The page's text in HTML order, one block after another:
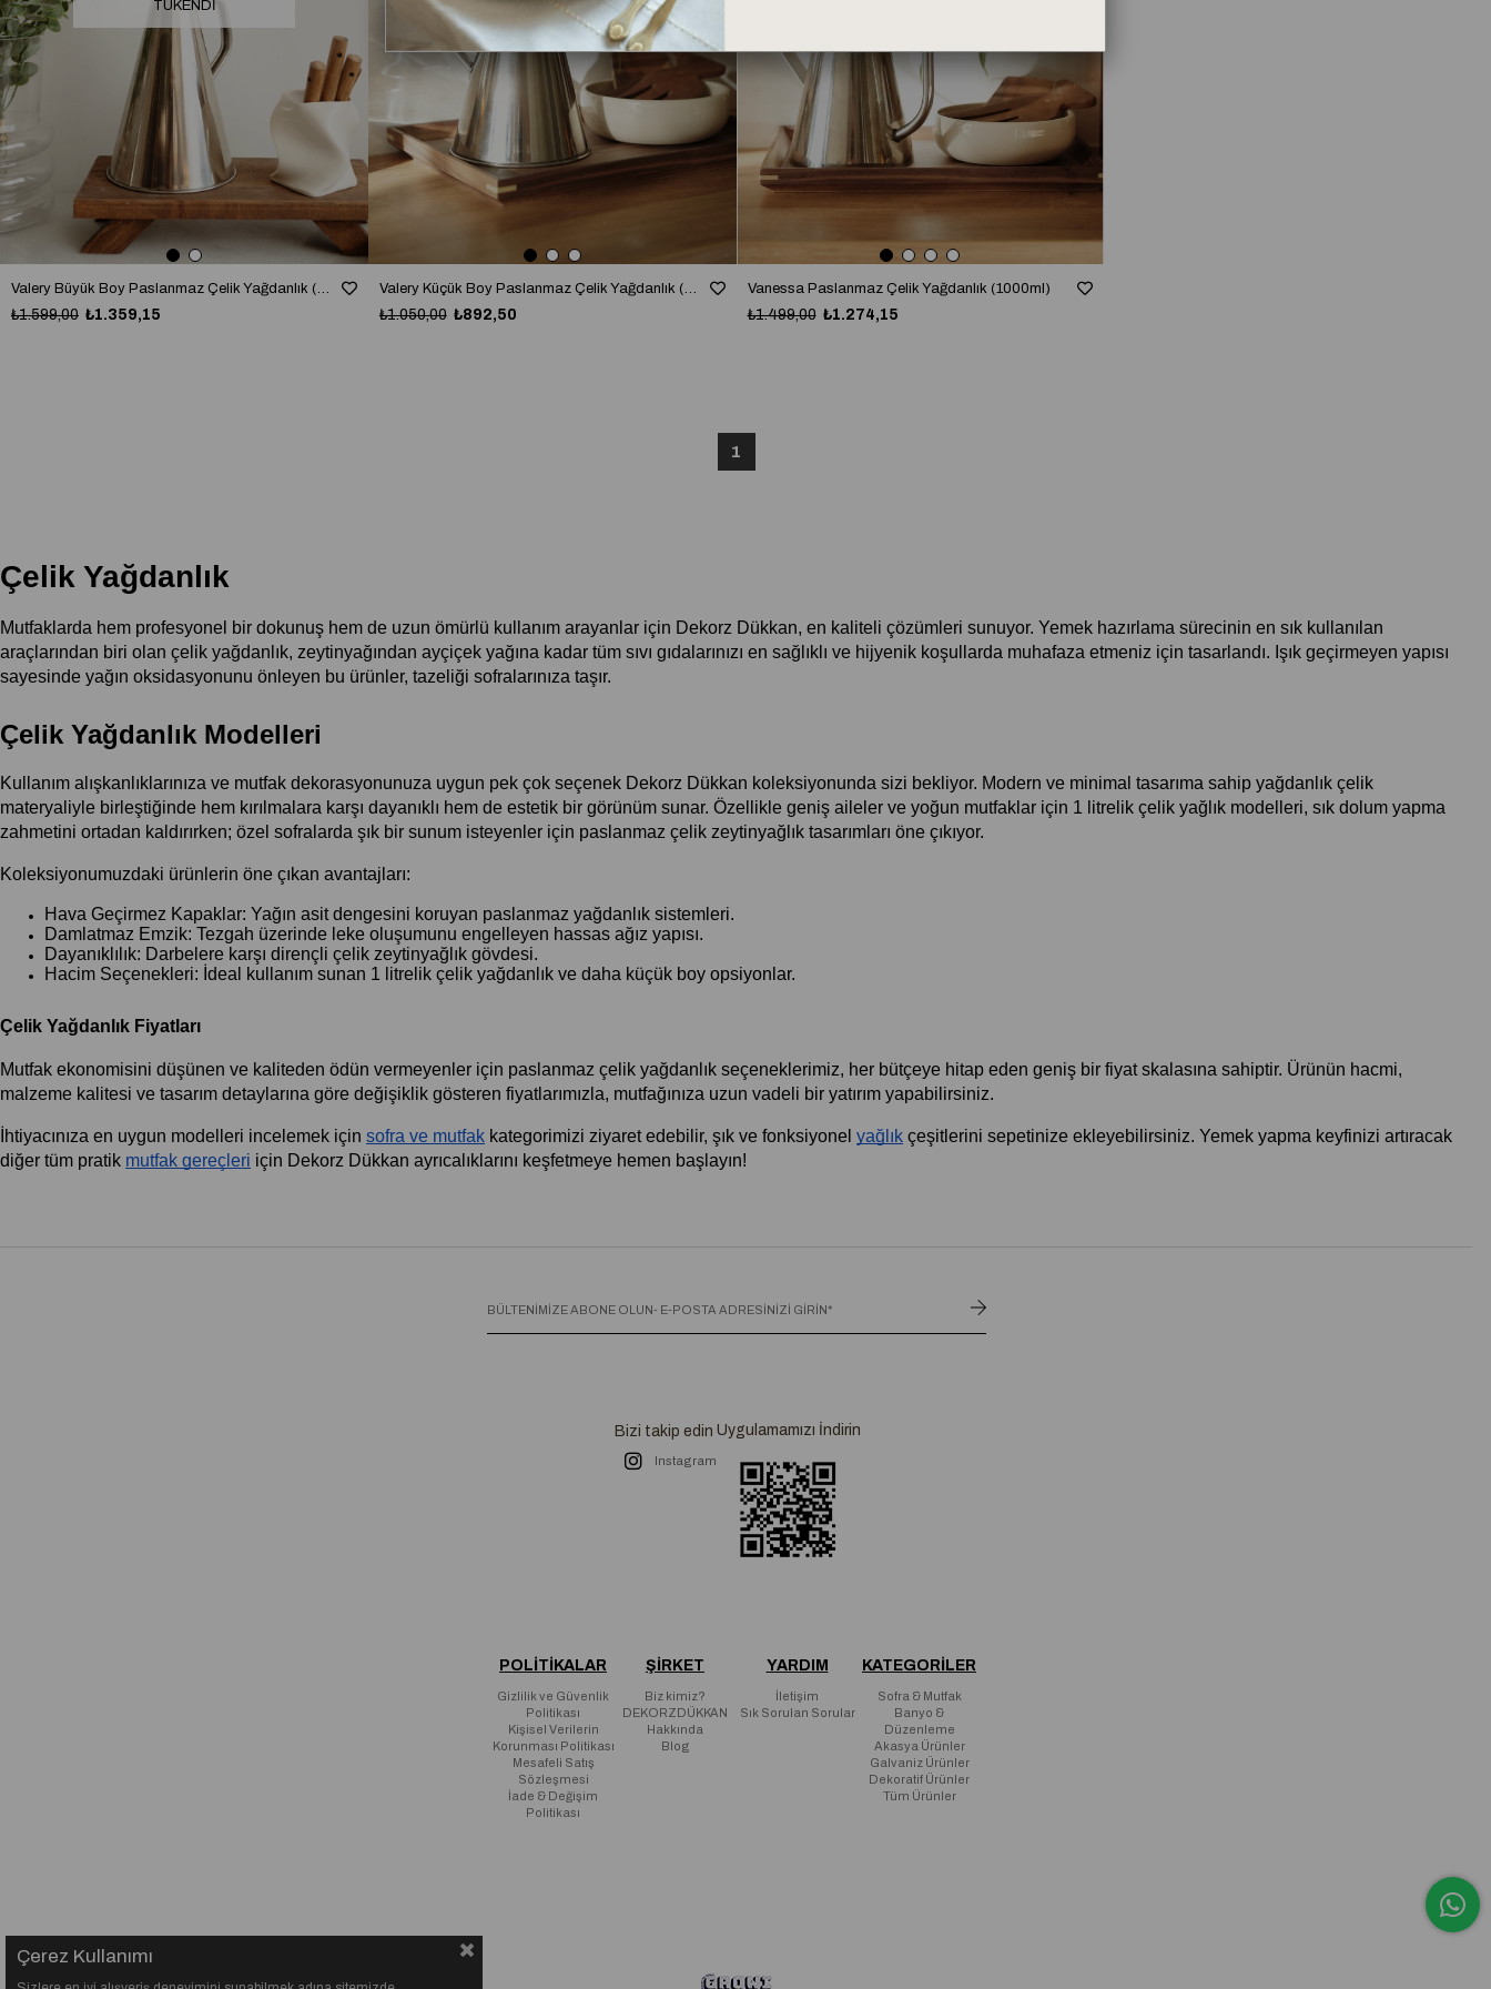
TÜKENDI
₺1.359,15
₺1.599,00
TÜKENDI
₺892,50
₺1.050,00
Vanessa Paslanmaz Çelik Yağdanlık (1000ml)
₺1.274,15
₺1.499,00
1
Çelik Yağdanlık
Mutfaklarda hem profesyonel bir dokunuş hem de uzun ömürlü kullanım arayanlar için Dekorz Dükkan, en kaliteli çözümleri sunuyor. Yemek hazırlama sürecinin en sık kullanılan
araçlarından biri olan çelik yağdanlık, zeytinyağından ayçiçek yağına kadar tüm sıvı gıdalarınızı en sağlıklı ve hijyenik koşullarda muhafaza etmeniz için tasarlandı. Işık geçirmeyen yapısı
sayesinde yağın oksidasyonunu önleyen bu ürünler, tazeliği sofralarınıza taşır.
Çelik Yağdanlık Modelleri
Kullanım alışkanlıklarınıza ve mutfak dekorasyonunuza uygun pek çok seçenek Dekorz Dükkan koleksiyonunda sizi bekliyor. Modern ve minimal tasarıma sahip yağdanlık çelik
materyaliyle birleştiğinde hem kırılmalara karşı dayanıklı hem de estetik bir görünüm sunar. Özellikle geniş aileler ve yoğun mutfaklar için 1 litrelik çelik yağlık modelleri, sık dolum yapma
zahmetini ortadan kaldırırken; özel sofralarda şık bir sunum isteyenler için paslanmaz çelik zeytinyağlık tasarımları öne çıkıyor.
Koleksiyonumuzdaki ürünlerin öne çıkan avantajları:
Hava Geçirmez Kapaklar: Yağın asit dengesini koruyan paslanmaz yağdanlık sistemleri.
Damlatmaz Emzik: Tezgah üzerinde leke oluşumunu engelleyen hassas ağız yapısı.
Dayanıklılık: Darbelere karşı dirençli çelik zeytinyağlık gövdesi.
Hacim Seçenekleri: İdeal kullanım sunan 1 litrelik çelik yağdanlık ve daha küçük boy opsiyonlar.
Çelik Yağdanlık Fiyatları
Mutfak ekonomisini düşünen ve kaliteden ödün vermeyenler için paslanmaz çelik yağdanlık seçeneklerimiz, her bütçeye hitap eden geniş bir fiyat skalasına sahiptir. Ürünün hacmi,
malzeme kalitesi ve tasarım detaylarına göre değişiklik gösteren fiyatlarımızla, mutfağınıza uzun vadeli bir yatırım yapabilirsiniz.
İhtiyacınıza en uygun modelleri incelemek için sofra ve mutfak kategorimizi ziyaret edebilir, şık ve fonksiyonel yağlık çeşitlerini sepetinize ekleyebilirsiniz. Yemek yapma keyfinizi artıracak
diğer tüm pratik mutfak gereçleri için Dekorz Dükkan ayrıcalıklarını keşfetmeye hemen başlayın!
Bizi takip edin
Instagram
Uygulamamızı İndirin
POLİTİKALAR
Gizlilik ve Güvenlik
Politikası
Kişisel Verilerin
Korunması Politikası
Mesafeli Satış
Sözleşmesi
İade & Değişim
Politikası
ŞİRKET
Biz kimiz?
DEKORZDÜKKAN
Hakkında
Blog
YARDIM
İletişim
Sık Sorulan Sorular
KATEGORİLER
Sofra & Mutfak
Banyo &
Düzenleme
Akasya Ürünler
Galvaniz Ürünler
Dekoratif Ürünler
Tüm Ürünler
Çerez Kullanımı